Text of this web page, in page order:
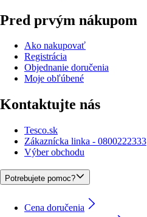
Pred prvým nákupom
Ako nakupovať
Registrácia
Objednanie doručenia
Moje obľúbené
Kontaktujte nás
Tesco.sk
Zákaznícka linka - 0800222333
Výber obchodu
Potrebujete pomoc?
Cena doručenia